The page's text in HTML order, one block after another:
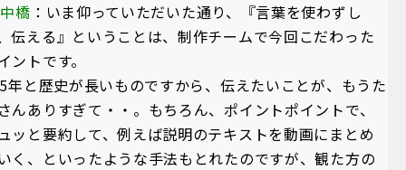
橋 ：いま仰っていただいた通り、『言葉を使わずし
伝える』ということは、制作チームで今回こだわった
ントです。
年と歴史が長いものですから、伝えたいことが、もうた
んありすぎて・・。もちろん、ポイントポイントで、
ッと要約して、例えば説明のテキストを動画にまとめ
く、といったような手法もとれたのですが、観た方の